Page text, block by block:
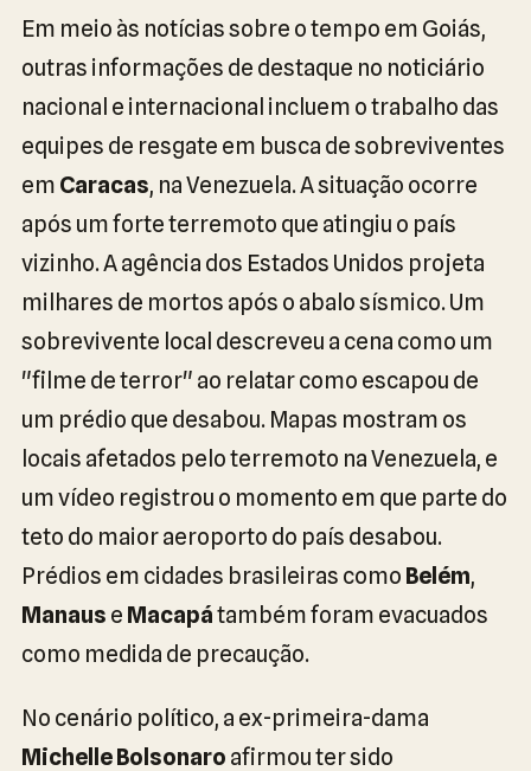
Em meio às notícias sobre o tempo em Goiás,
outras informações de destaque no noticiário
nacional e internacional incluem o trabalho das
equipes de resgate em busca de sobreviventes
em Caracas, na Venezuela. A situação ocorre
após um forte terremoto que atingiu o país
vizinho. A agência dos Estados Unidos projeta
milhares de mortos após o abalo sísmico. Um
sobrevivente local descreveu a cena como um
"filme de terror" ao relatar como escapou de
um prédio que desabou. Mapas mostram os
locais afetados pelo terremoto na Venezuela, e
um vídeo registrou o momento em que parte do
teto do maior aeroporto do país desabou.
Prédios em cidades brasileiras como Belém,
Manaus e Macapátambém foram evacuados
como medida de precaução.
No cenário político, a ex-primeira-dama
Michelle Bolsonaro afirmou ter sido